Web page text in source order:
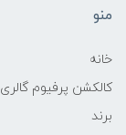
منو
خانه
کالکشن پرفیوم گالری
برند